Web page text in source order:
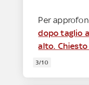
Per
dopo taglio
alto.
3/10